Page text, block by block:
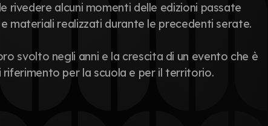
rivedere alcuni momenti delle edizioni passate
materiali realizzati durante le precedenti serate.
svolto negli anni e la crescita di un evento che è
per la scuola e per il territorio.